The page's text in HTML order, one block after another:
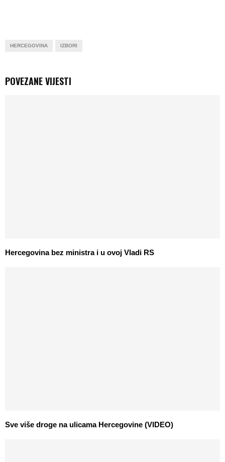
HERCEGOVINA IZBORI
POVEZANE VIJESTI
Hercegovina bez ministra i u ovoj Vladi RS
Sve više droge na ulicama Hercegovine (VIDEO)